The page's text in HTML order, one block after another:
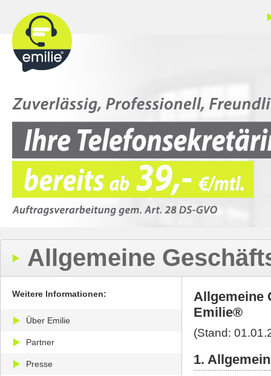
Allgemeine
Weitere Informationen:
Über Emilie
Partner
Presse
Allgemeine
Emilie®
(Stand:
1.